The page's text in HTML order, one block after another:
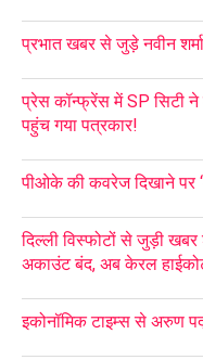
प्रभात खबर से जुड़े नवीन
प्रेस कॉन्फ्रेंस में SP सिटी ने
पहुंच गया पत्रकार!
पीओके की कवरेज दिखाने पर
दिल्ली विस्फोटों से जुड़ी
अकाउंट बंद, अब केरल
इकोनॉमिक टाइम्स से अरुण